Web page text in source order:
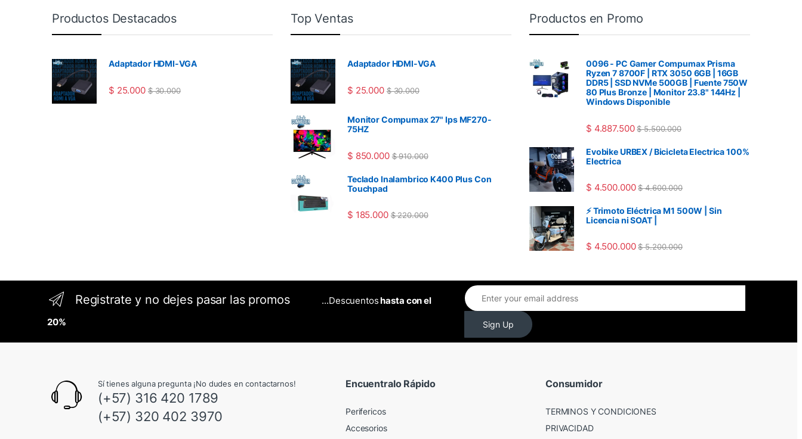
Productos Destacados
Adaptador HDMI-VGA
$ 25.000 $30.000
Top Ventas
Adaptador HDMI-VGA
$ 25.000 $30.000
Monitor Compumax 27" Ips MF270-
75HZ
$ 850.000 $910.000
Teclado Inalambrico K400 Plus Con
Touchpad
$ 185.000 $220.000
Productos en Promo
0096 - PC Gamer Compumax Prisma
Ryzen 7 8700F | RTX 3050 6GB | 16GB
DDR5 | SSD NVMe 500GB | Fuente 750W
80 Plus Bronze | Monitor 23.8" 144Hz |
Windows Disponible
$ 4.887.500 $5.500.000
Evobike URBEX / Bicicleta Electrica 100%
Electrica
$ 4.500.000 $4.600.000
⚡ Trimoto Eléctrica M1 500W | Sin
Licencia ni SOAT |
$ 4.500.000 $5.200.000
Registrate y no dejes pasar las promos ...Descuentoshasta con el
20%
Sign Up
Sí tienes alguna pregunta ¡No dudes en contactarnos!
(+57) 316 420 1789
(+57) 320 402 3970
Encuentralo Rápido
Perifericos
Accesorios
Consumidor
TERMINOS Y CONDICIONES
PRIVACIDAD